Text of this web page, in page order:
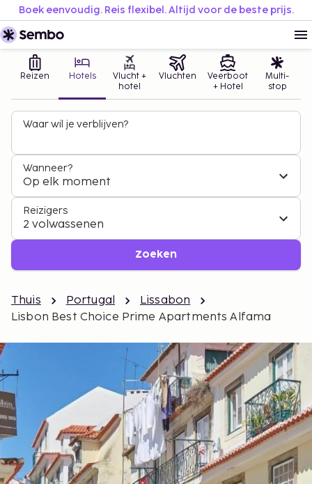
Boek eenvoudig. Reis flexibel. Altijd voor de beste prijs.
Reizen Hotels
Vlucht +
hotel
Vluchten
Veerboot
+ Hotel
Multi-
stop
Waar wil je verblijven?
Wanneer?
Op elk moment
Reizigers
2 volwassenen
Zoeken
Thuis Portugal
Lissabon
Lisbon Best Choice Prime Apartments Alfama